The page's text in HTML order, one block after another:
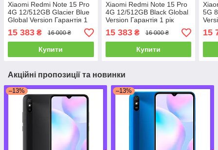
Xiaomi Redmi Note 15 Pro
4G 12/512GB Glacier Blue
Global Version Гарантія 1
рік (*CPA -3% Знижка)_L
15 383 ₴ 16 000 ₴
Купити
Xiaomi Redmi Note 15 Pro
4G 12/512GB Black Global
Version Гарантія 1 рік
(*CPA -3% Знижка)_L
15 383₴ 16 000 ₴
Купити
5G
15
Акційні пропозиції та новинки
–13% –13%